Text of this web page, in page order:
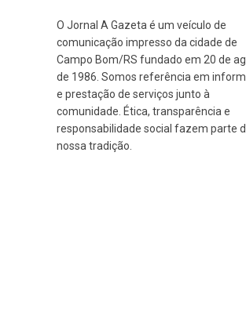
O Jornal A Gazeta é um veículo de
comunicação impresso da cidade de
Campo Bom/RS fundado em 20 de
de 1986. Somos referência em
e prestação de serviços junto à
comunidade. Ética, transparência e
responsabilidade social fazem parte
nossa tradição.